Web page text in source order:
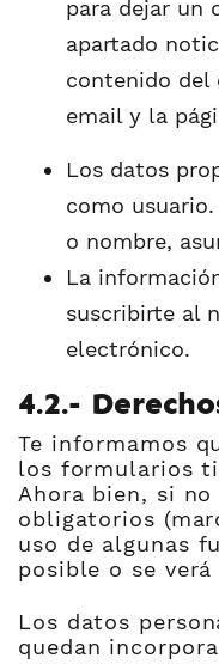
para dejar un
apartado
contenido del
email y la
Los datos
como
o nombre,
La
suscribirte al
electrónico.
4.2.-
Te informamos
los formularios
Ahora bien, si
obligatorios
uso de algunas
posible o se
Los datos
quedan